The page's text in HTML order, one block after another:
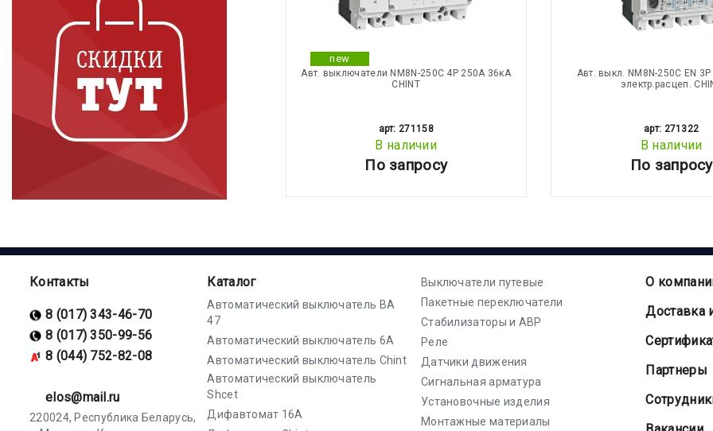
new
Авт. выключатели NM8N-250C 4Р 250А 36кА
CHINT
арт: 271158
В наличии
По запросу
Авт. выкл. NM8N-250C EN
электр.расцеп.
арт: 271322
В наличии
По запросу
Контакты
8 (017) 343-46-70
8 (017) 350-99-56
8 (044) 752-82-08
elos@mail.ru
220024, Республика Беларусь,
Каталог
Автоматический выключатель ВА
47
Автоматический выключатель 6А
Автоматический выключатель Chint
Автоматический выключатель
Shcet
Дифавтомат 16А
Выключатели путевые
Пакетные переключатели
Стабилизаторы и АВР
Реле
Датчики движения
Сигнальная арматура
Установочные изделия
Монтажные материалы
О
Доставка
Партнеры